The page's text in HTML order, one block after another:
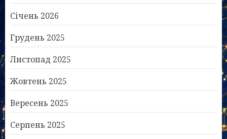
Січень 2026
Грудень 2025
Листопад 2025
Жовтень 2025
Вересень 2025
Серпень 2025